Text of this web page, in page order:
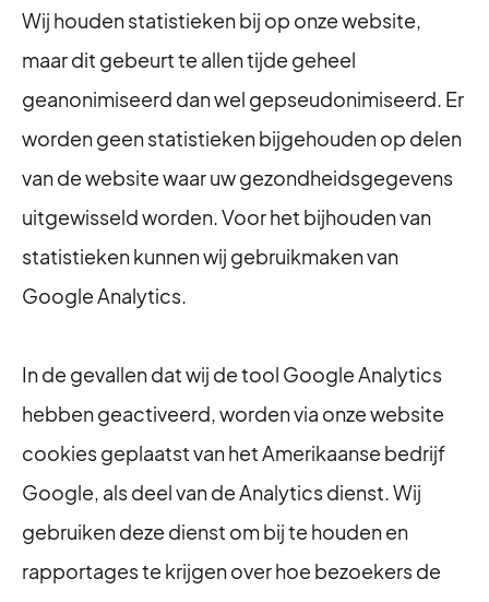
Wij houden statistieken bij op onze website,
maar dit gebeurt te allen tijde geheel
geanonimiseerd dan wel gepseudonimiseerd. Er
worden geen statistieken bijgehouden op delen
van de website waar uw gezondheidsgegevens
uitgewisseld worden. Voor het bijhouden van
statistieken kunnen wij gebruikmaken van
Google Analytics.
In de gevallen dat wij de tool Google Analytics
hebben geactiveerd, worden via onze website
cookies geplaatst van het Amerikaanse bedrijf
Google, als deel van de Analytics dienst. Wij
gebruiken deze dienst om bij te houden en
rapportages te krijgen over hoe bezoekers de